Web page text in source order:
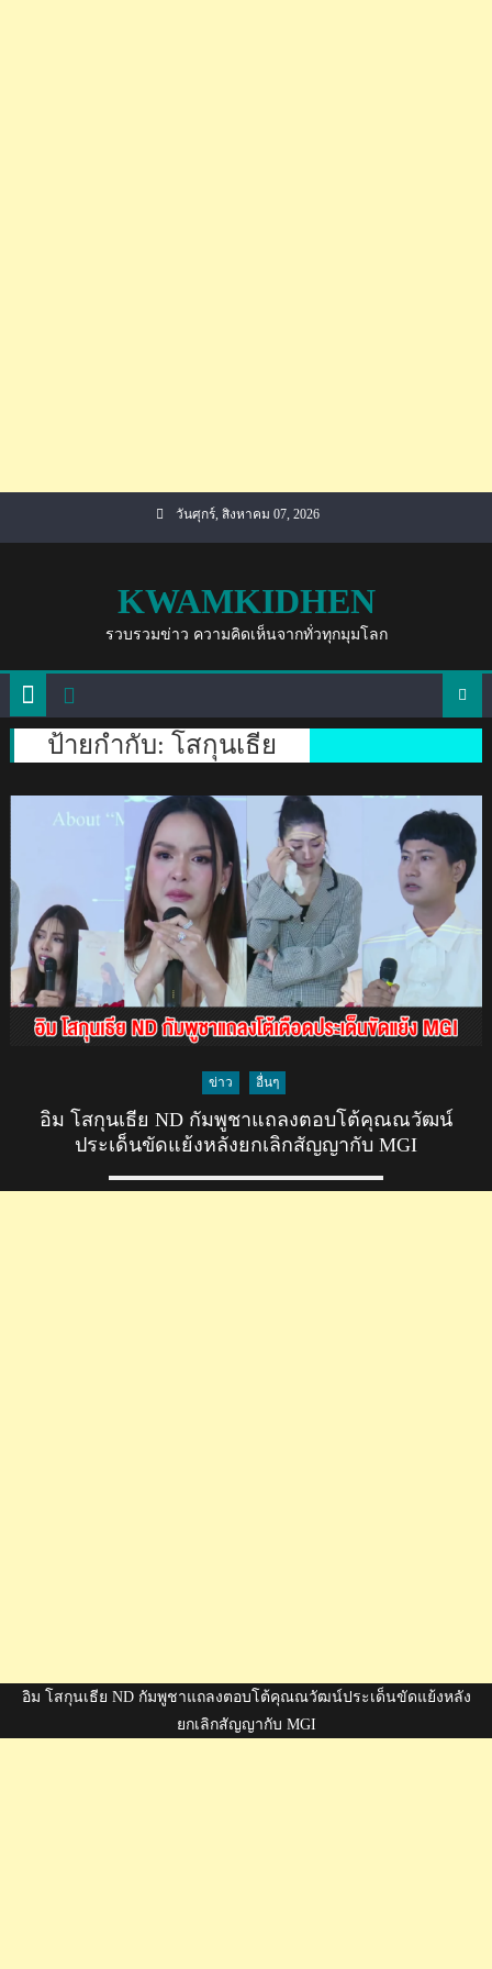
วันศุกร์, สิงหาคม 07, 2026
KWAMKIDHEN
รวบรวมข่าว ความคิดเห็นจากทั่วทุกมุมโลก
ป้ายกำกับ: โสกุนเธีย
ข่าว อื่นๆ
อิม โสกุนเธีย ND กัมพูชาแถลงตอบโต้คุณณวัฒน์
ประเด็นขัดแย้งหลังยกเลิกสัญญากับ MGI
อิม โสกุนเธีย ND กัมพูชาแถลงตอบโต้คุณณวัฒน์ประเด็นขัดแย้งหลัง
ยกเลิกสัญญากับ MGI